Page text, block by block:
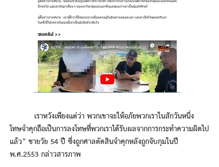
เราหวังเพียงแต่ว่า พวกเขาจะให้อภัยพวกเราในสักวันหนึ่ง
โทษจำคุกถือเป็นการลงโทษที่พวกเราได้รับผลจากการกระทำความผิดไป
แล้ว” ชายวัย 54 ปี ซึ่งถูกศาลตัดสินจำคุกหลังถูกจับกุมในปี
พ.ศ.2553 กล่าวสารภาพ